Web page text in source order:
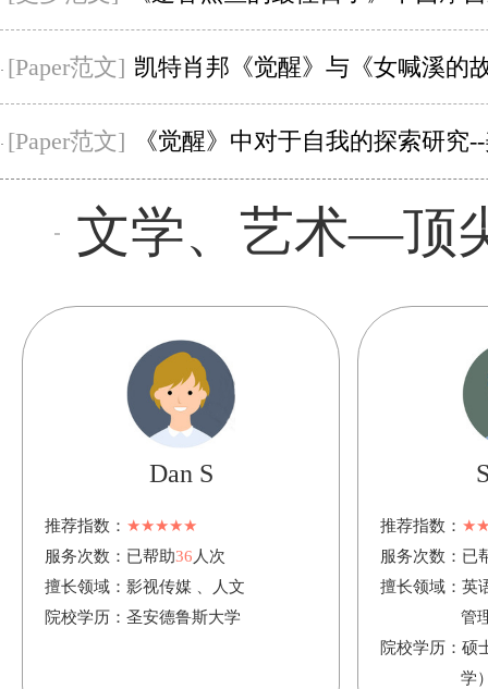
· [Paper范文] 凯特肖邦《觉醒》与《女喊溪的故事》
· [Paper范文] 《觉醒》中对于自我的探索研究--
文学、艺术—顶
Dan S
推荐指数： ★★★★★
服务次数： 已帮助36 人次
擅长领域： 影视传媒 、人文
院校学历： 圣安德鲁斯大学
推荐指数：
服务次数： 已
擅长领域： 英
管
院校学历： 硕
学